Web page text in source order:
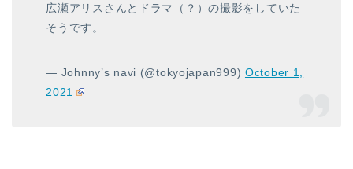
広瀬アリスさんとドラマ（？）の撮影をしていた
そうです。
— Johnny’s navi (@tokyojapan999) October 1,
2021